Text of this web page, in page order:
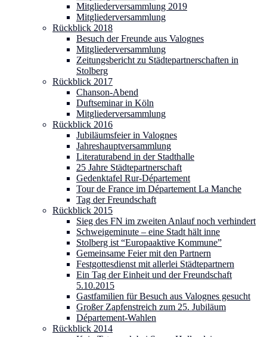
Mitgliederversammlung 2019
Mitgliederversammlung
Rückblick 2018
Besuch der Freunde aus Valognes
Mitgliederversammlung
Zeitungsbericht zu Städtepartnerschaften in
Stolberg
Rückblick 2017
Chanson-Abend
Duftseminar in Köln
Mitgliederversammlung
Rückblick 2016
Jubiläumsfeier in Valognes
Jahreshauptversammlung
Literaturabend in der Stadthalle
25 Jahre Städtepartnerschaft
Gedenktafel Rur-Département
Tour de France im Département La Manche
Tag der Freundschaft
Rückblick 2015
Sieg des FN im zweiten Anlauf noch verhindert
Schweigeminute – eine Stadt hält inne
Stolberg ist “Europaaktive Kommune”
Gemeinsame Feier mit den Partnern
Festgottesdienst mit allerlei Städtepartnern
Ein Tag der Einheit und der Freundschaft
5.10.2015
Gastfamilien für Besuch aus Valognes gesucht
Großer Zapfenstreich zum 25. Jubiläum
Département-Wahlen
Rückblick 2014